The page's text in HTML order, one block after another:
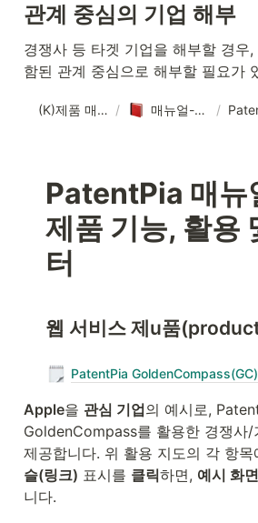
관계 중심의 기업 해부
경쟁사 등 타겟 기업을 해부할 경우
함된 관계 중심으로 해부할 필요가
Apple을 관심 기업의 예시로,
GoldenCompass를 활용한 경쟁사/
제공합니다. 위 활용 지도의 각 항
슬(링크) 표시를 클릭하면, 예시 화
니다.